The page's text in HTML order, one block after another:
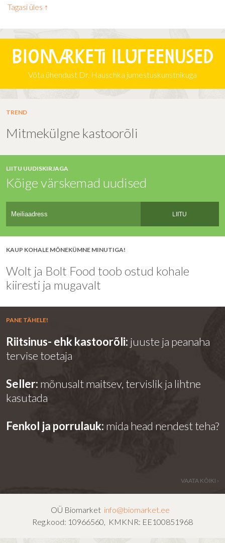
Tagasi üles ↑
Biomarketi iluteenused
Võta ühendust Dr. Hauschka jumestuskunstnikuga
TREND
Mitmekülgne kastoorõli
LIITU UUDISKIRJAGA
Kõige värskemad uudised
LIITU
KAUP KOHALE MÕNEKÜMNE MINUTIGA!
Wolt ja Bolt Food toob ostud kohale
kiiresti ja mugavalt
PANE TÄHELE!
Riitsinus- ehk kastoorõli: juuste ja peanaha
tervise toetaja
Seller: mõnusalt maitsev, tervislik ja lihtne
kasutada
Fenkol ja porrulauk: mida head nendest teha?
VAATA KÕIKI ›
OÜ Biomarket info@biomarket.ee
Reg.kood: 10966560, KMKNR: EE100851968